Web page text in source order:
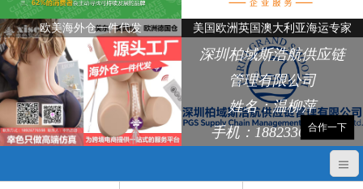
欧美海外仓一件代发 美国欧洲英国澳大利亚海运专家
深圳柏域斯浩航供应链
管理有限公司
姓名：温柳萍
手机：18823368248
合作一下